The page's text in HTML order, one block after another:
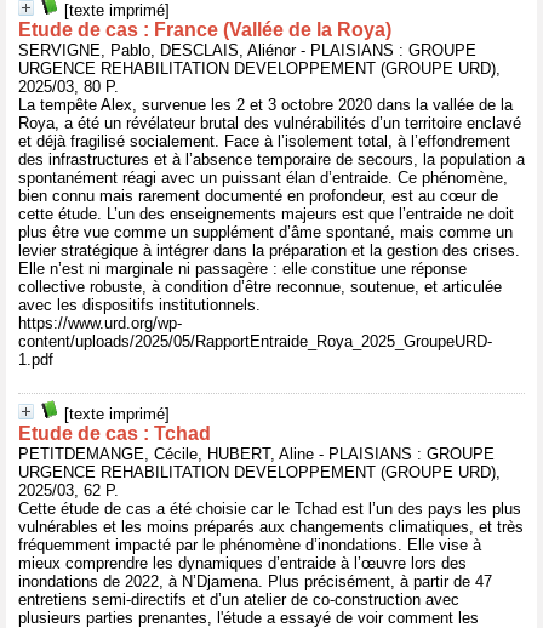
[texte imprimé]
Etude de cas : France (Vallée de la Roya)
SERVIGNE, Pablo, DESCLAIS, Aliénor - PLAISIANS : GROUPE
URGENCE REHABILITATION DEVELOPPEMENT (GROUPE URD),
2025/03, 80 P.
La tempête Alex, survenue les 2 et 3 octobre 2020 dans la vallée de la
Roya, a été un révélateur brutal des vulnérabilités d’un territoire enclavé
et déjà fragilisé socialement. Face à l’isolement total, à l’effondrement
des infrastructures et à l’absence temporaire de secours, la population a
spontanément réagi avec un puissant élan d’entraide. Ce phénomène,
bien connu mais rarement documenté en profondeur, est au cœur de
cette étude. L’un des enseignements majeurs est que l’entraide ne doit
plus être vue comme un supplément d’âme spontané, mais comme un
levier stratégique à intégrer dans la préparation et la gestion des crises.
Elle n’est ni marginale ni passagère : elle constitue une réponse
collective robuste, à condition d’être reconnue, soutenue, et articulée
avec les dispositifs institutionnels.
https://www.urd.org/wp-
content/uploads/2025/05/RapportEntraide_Roya_2025_GroupeURD-
1.pdf
[texte imprimé]
Etude de cas : Tchad
PETITDEMANGE, Cécile, HUBERT, Aline - PLAISIANS : GROUPE
URGENCE REHABILITATION DEVELOPPEMENT (GROUPE URD),
2025/03, 62 P.
Cette étude de cas a été choisie car le Tchad est l’un des pays les plus
vulnérables et les moins préparés aux changements climatiques, et très
fréquemment impacté par le phénomène d’inondations. Elle vise à
mieux comprendre les dynamiques d’entraide à l’œuvre lors des
inondations de 2022, à N’Djamena. Plus précisément, à partir de 47
entretiens semi-directifs et d’un atelier de co-construction avec
plusieurs parties prenantes, l'étude a essayé de voir comment les